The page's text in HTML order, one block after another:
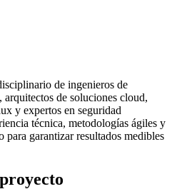
de ingenieros de
de soluciones cloud,
y expertos en seguridad
técnica, metodologías ágiles y
garantizar resultados medibles